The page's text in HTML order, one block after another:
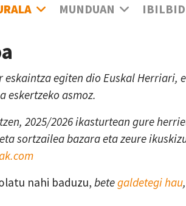
MUNDUAN
egiten dio Euskal
eskertzeko asmoz.
2025/2026 ikasturtean gure
sortzailea bazara eta zeure
nahi baduzu, betegaldetegi hau